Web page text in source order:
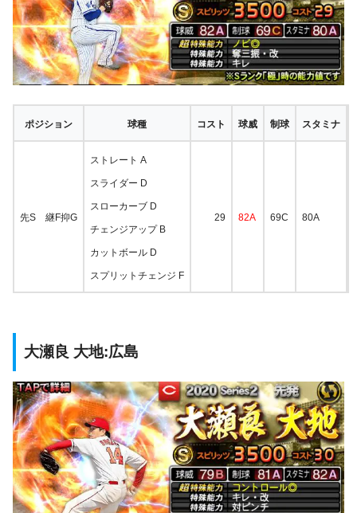
ポジション 球種 コスト 球威 制球 スタミナ
先S 継F抑G
ストレート A
スライダー D
スローカーブ D
チェンジアップ B
カットボール D
スプリットチェンジ F
29 82A 69C 80A
大瀬良 大地:広島